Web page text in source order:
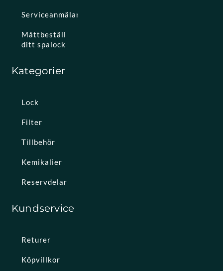
Serviceanmälan
Måttbeställ
ditt spalock
Kategorier
Lock
Filter
Tillbehör
Kemikalier
Reservdelar
Kundservice
Returer
Köpvillkor